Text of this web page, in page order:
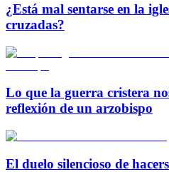
¿Está mal sentarse en la
cruzadas?
Lo que la guerra cristera
reflexión de un arzobispo
El duelo silencioso de